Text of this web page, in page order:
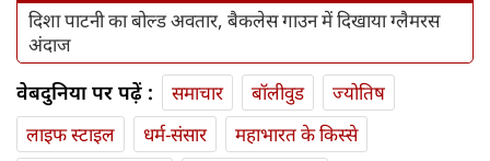
दिशा पाटनी का बोल्ड अवतार, बैकलेस गाउन में दिखाया ग्लैमरस
अंदाज
वेबदुनिया पर पढ़ें : समाचार बॉलीवुड
ज्योतिष
लाइफ स्‍टाइल
धर्म-संसार
महाभारत के किस्से